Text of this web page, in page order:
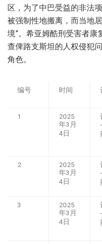
区，为了中巴受益的非法
被强制性地搬离，而当地
境”。希亚姆酷刑受害者康
查俾路支斯坦的人权侵犯
角色。
编号 时间
1
2025
年3月
4日
2
2025
年3月
4日
3
2025
年3月
4日